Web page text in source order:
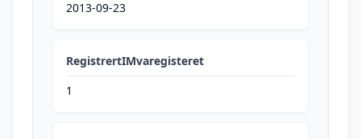
2013-09-23
RegistrertIMvaregisteret
1